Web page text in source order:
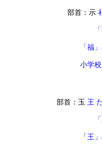
部首：示
「福
小学
部首：玉 王
「王